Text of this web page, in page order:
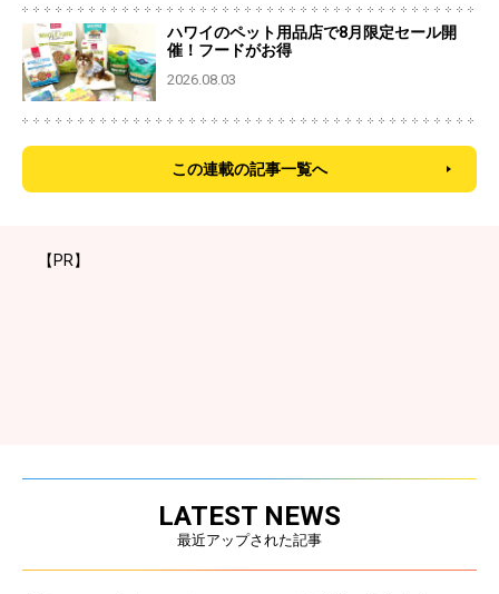
ハワイのペット用品店で8月限定セール開
催！フードがお得
2026.08.03
この連載の記事一覧へ
【PR】
LATEST NEWS
最近アップされた記事